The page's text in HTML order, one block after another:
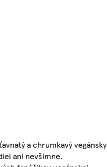
a chrumkavý vegánsky
ani nevšimne.